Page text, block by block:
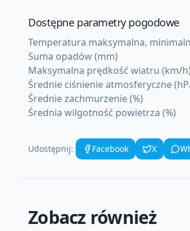
Dostępne parametry pogodowe
Temperatura maksymalna,
Suma opadów (mm)
Maksymalna prędkość wiatru (km/h)
Średnie ciśnienie atmosferyczne
Średnie zachmurzenie (%)
Średnia wilgotność powietrza (%)
Udostępnij: Facebook X
Zobacz również